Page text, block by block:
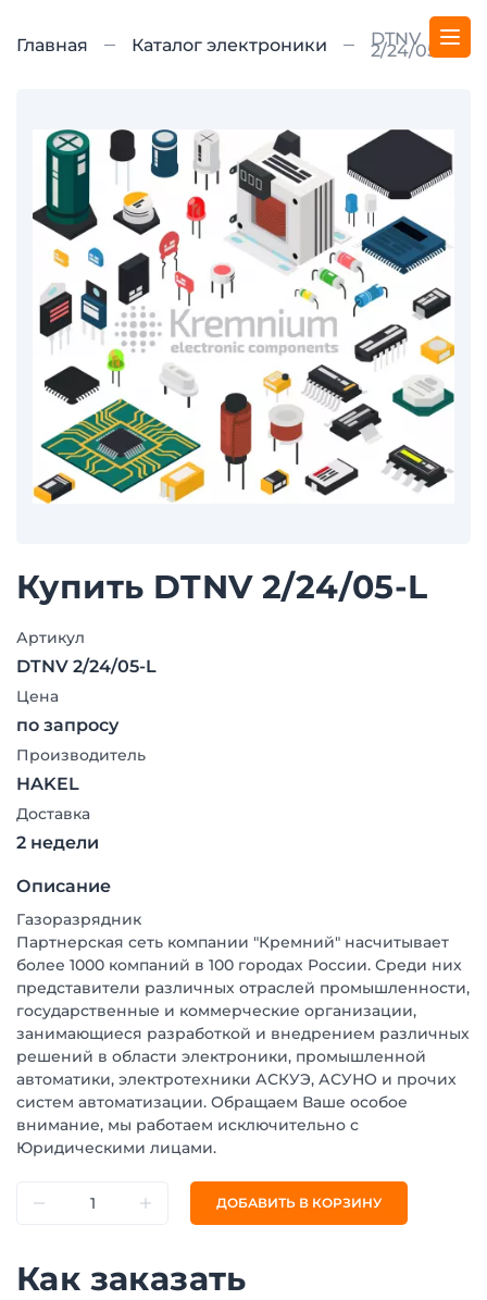
Главная Каталог электроники DTNV
2/24/05-L
Купить DTNV 2/24/05-L
Артикул
DTNV 2/24/05-L
Цена
по запросу
Производитель
HAKEL
Доставка
2 недели
Описание
Газоразрядник
Партнерская сеть компании "Кремний" насчитывает
более 1000 компаний в 100 городах России. Среди них
представители различных отраслей промышленности,
государственные и коммерческие организации,
занимающиеся разработкой и внедрением различных
решений в области электроники, промышленной
автоматики, электротехники АСКУЭ, АСУНО и прочих
систем автоматизации. Обращаем Ваше особое
внимание, мы работаем исключительно с
Юридическими лицами.
ДОБАВИТЬ В КОРЗИНУ
Как заказать